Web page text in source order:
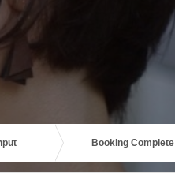
Booking Complete